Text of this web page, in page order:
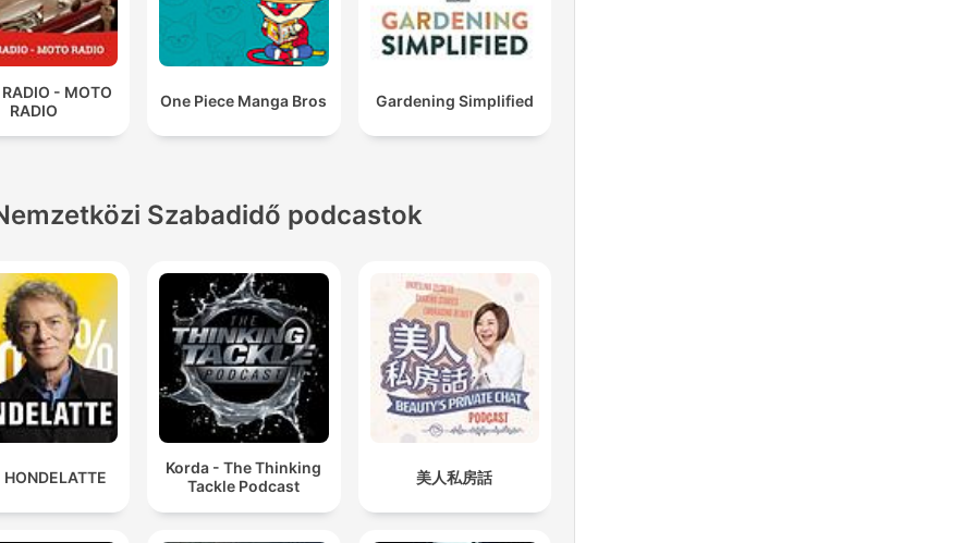
- MOTO
RADIO
One Piece Manga Bros Gardening Simplified
Szabadidő podcastok
Korda - The Thinking
Tackle Podcast
美人私房話